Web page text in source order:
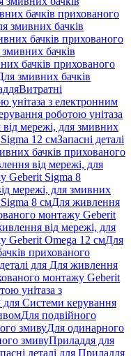
бачків прихованого
змивних бачків
бачків прихованого
бачків
бачків прихованого
змивних бачків
Витратні
унітаза з електронним
роботою унітаза
мережі, для змивних
12 смЗапасні деталі
бачків прихованого
від мережі, для
Geberit Sigma 8
мережі, для змивних
8 смДля живлення
монтажу Geberit
від мережі, для
Geberit Omega 12 смДля
прихованого
для Для живлення
монтажу Geberit
унітаза з
для Системи керування
Для подвійного
змивуДля одинарного
змивуПриладдя для
деталі для Приладдя